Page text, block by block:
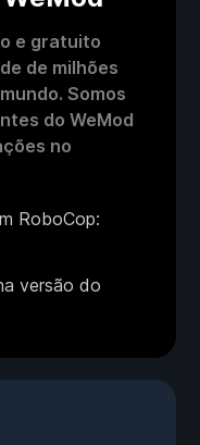
e gratuito
de milhões
Somos
do WeMod
no
RoboCop:
versão do